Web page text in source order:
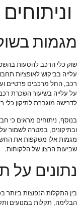
וניתוחים
מגמות
שוק כלי הרכב להסעות
עלייה בביקוש לאופציות
רכב, החל מרכבים פרטיים
על עלייה בשיעור השכרת
לדרישה מוגברת לתיקון כלי
בנוסף, ניתוחים מראים כי
ובתיקונים, במטרה לשמור
מגמות אלו משקפות את
שביעות הרצון של הלקוחות.
נתונים על
בין התקלות הנפוצות ביותר
הבלימה, תקלות במנועים